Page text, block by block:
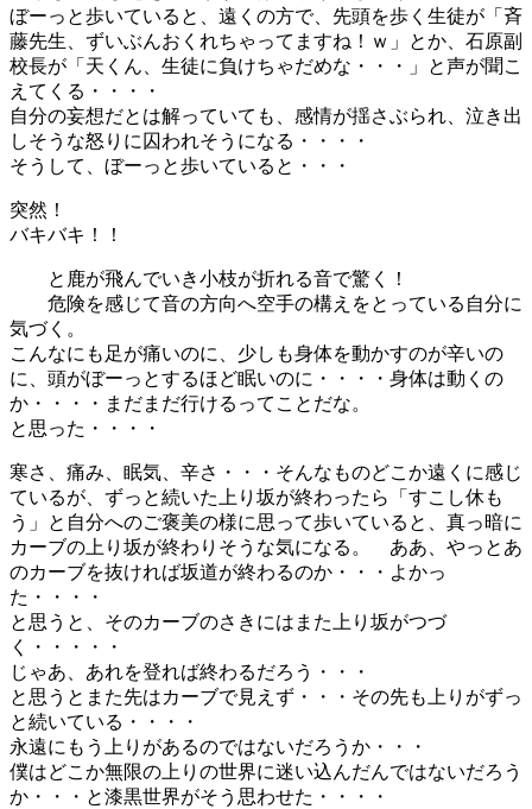
ぼーっと歩いていると、遠くの方で、先頭を歩く生徒が「斉
藤先生、ずいぶんおくれちゃってますね！ｗ」とか、石原副
校長が「天くん、生徒に負けちゃだめな・・・」と声が聞こ
えてくる・・・・
自分の妄想だとは解っていても、感情が揺さぶられ、泣き出
しそうな怒りに囚われそうになる・・・・
そうして、ぼーっと歩いていると・・・
突然！
バキバキ！！
と鹿が飛んでいき小枝が折れる音で驚く！
危険を感じて音の方向へ空手の構えをとっている自分に
気づく。
こんなにも足が痛いのに、少しも身体を動かすのが辛いの
に、頭がぼーっとするほど眠いのに・・・・身体は動くの
か・・・・まだまだ行けるってことだな。
と思った・・・・
寒さ、痛み、眠気、辛さ・・・そんなものどこか遠くに感じ
ているが、ずっと続いた上り坂が終わったら「すこし休も
う」と自分へのご褒美の様に思って歩いていると、真っ暗に
カーブの上り坂が終わりそうな気になる。 ああ、やっとあ
のカーブを抜ければ坂道が終わるのか・・・よかっ
た・・・・
と思うと、そのカーブのさきにはまた上り坂がつづ
く・・・・・
じゃあ、あれを登れば終わるだろう・・・
と思うとまた先はカーブで見えず・・・その先も上りがずっ
と続いている・・・・
永遠にもう上りがあるのではないだろうか・・・
僕はどこか無限の上りの世界に迷い込んだんではないだろう
か・・・と漆黒世界がそう思わせた・・・・